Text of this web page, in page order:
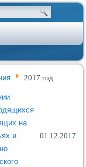
2017 год
на
и
01.12.2017